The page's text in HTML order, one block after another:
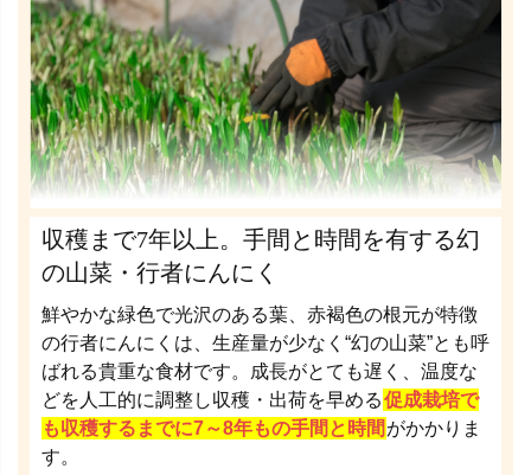
収穫まで7年以上。手間と時間を有する幻
の山菜・行者にんにく
鮮やかな緑色で光沢のある葉、赤褐色の根元が特徴
の行者にんにくは、生産量が少なく“幻の山菜”とも呼
ばれる貴重な食材です。成長がとても遅く、温度な
どを人工的に調整し収穫・出荷を早める促成栽培で
も収穫するまでに7～8年もの手間と時間 がかかりま
す。